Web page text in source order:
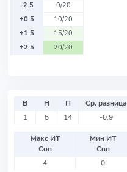
-2.5
0/20
+0.5
10/20
+1.5
15/20
+2.5
20/20
В Н П Ср. разница
1
5 14 -0.9
Макс ИТ
Соп
Мин ИТ
Соп
4
0